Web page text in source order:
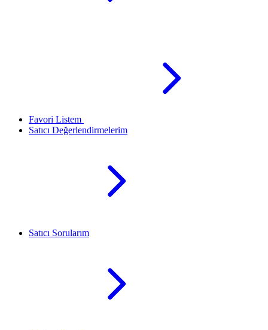
Favori Listem
Satıcı Değerlendirmelerim
Satıcı Sorularım